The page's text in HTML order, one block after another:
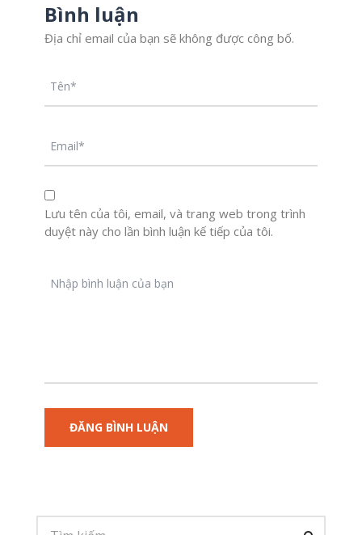
Bình luận
Địa chỉ email của bạn sẽ không được công bố.
Lưu tên của tôi, email, và trang web trong trình
duyệt này cho lần bình luận kế tiếp của tôi.